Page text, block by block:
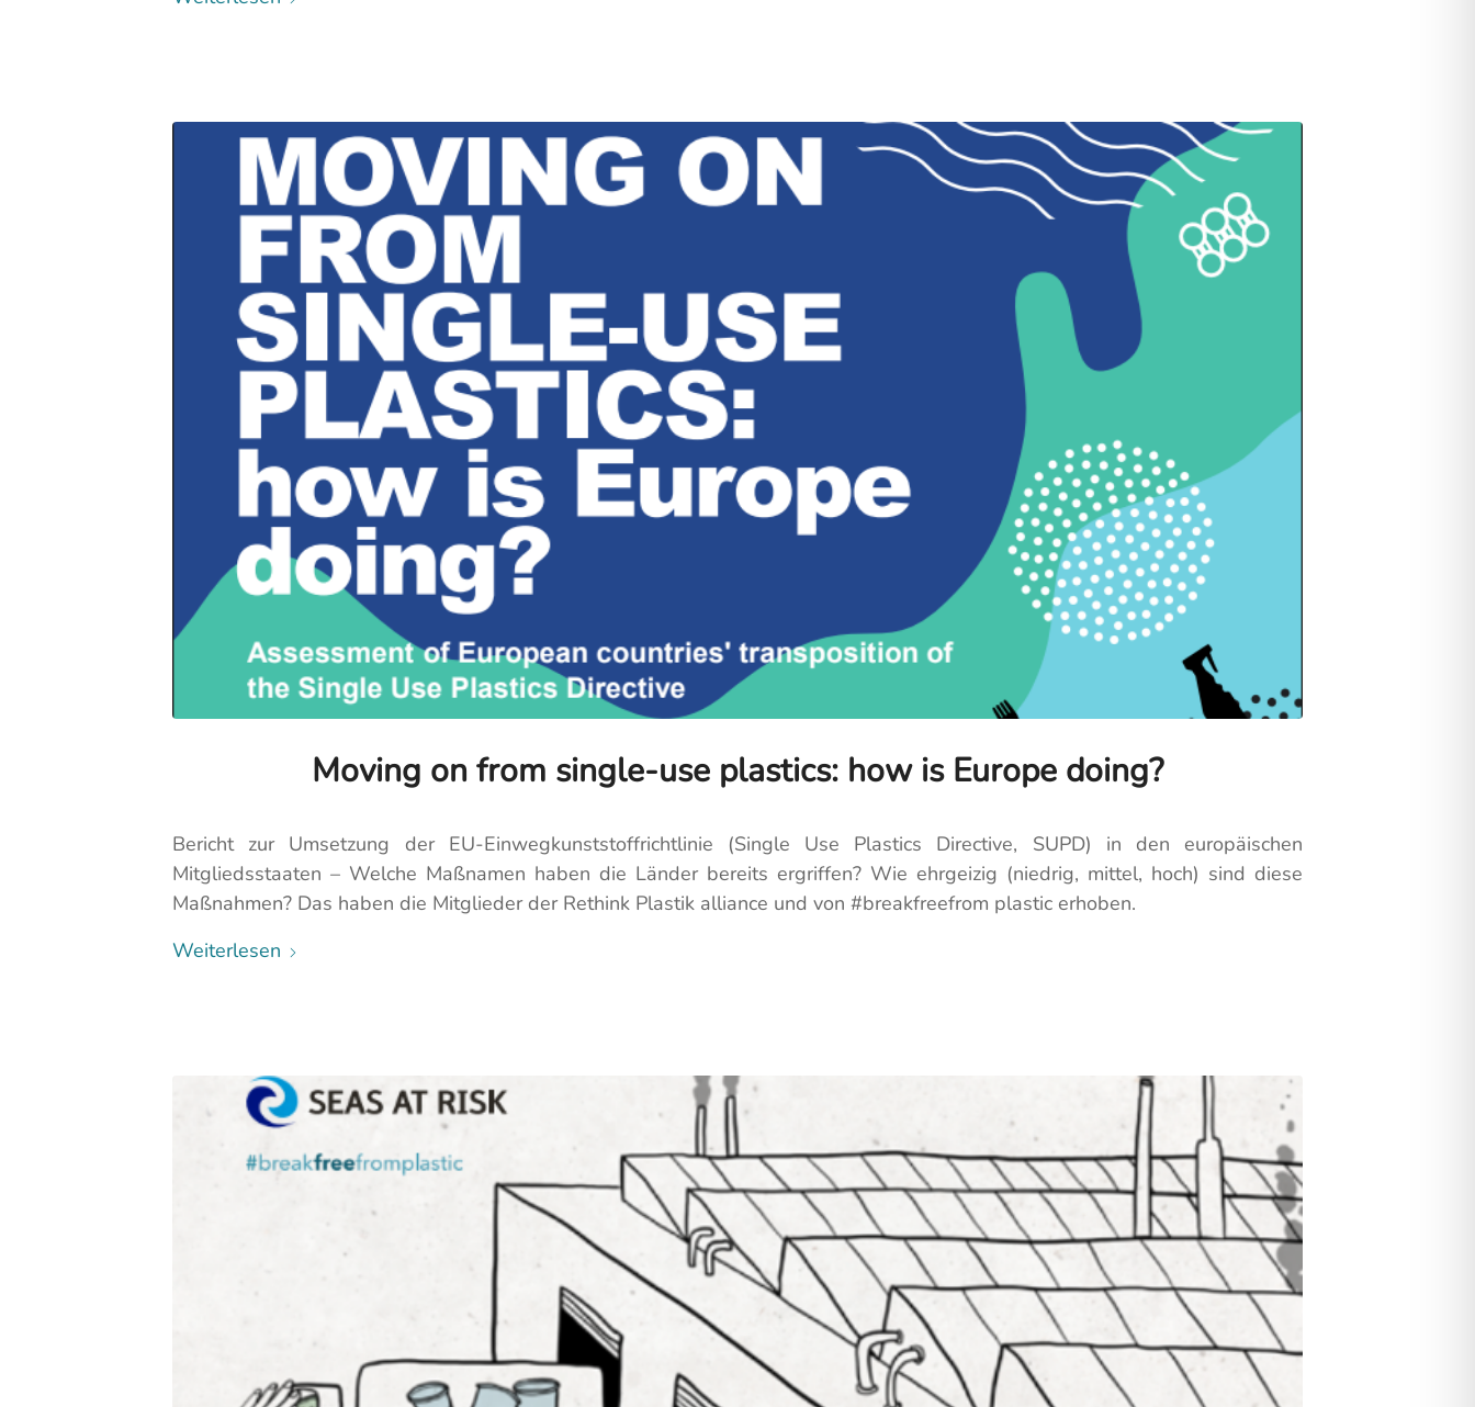
Moving on from single-use plastics: how is Europe doing?
Bericht zur Umsetzung der EU-Einwegkunststoffrichtlinie (Single Use Plastics Directive, SUPD) in den europäischen
Mitgliedsstaaten – Welche Maßnamen haben die Länder bereits ergriffen? Wie ehrgeizig (niedrig, mittel, hoch) sind diese
Maßnahmen? Das haben die Mitglieder der Rethink Plastik alliance und von #breakfreefrom plastic erhoben.
Weiterlesen